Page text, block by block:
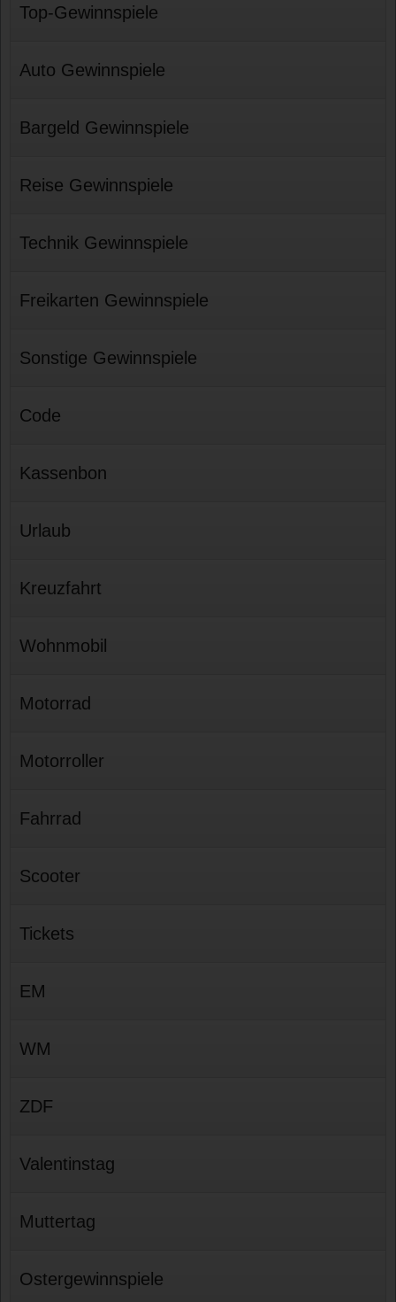
Top-Gewinnspiele
Auto Gewinnspiele
Bargeld Gewinnspiele
Reise Gewinnspiele
Technik Gewinnspiele
Freikarten Gewinnspiele
Sonstige Gewinnspiele
Code
Kassenbon
Urlaub
Kreuzfahrt
Wohnmobil
Motorrad
Motorroller
Fahrrad
Scooter
Tickets
EM
WM
ZDF
Valentinstag
Muttertag
Ostergewinnspiele